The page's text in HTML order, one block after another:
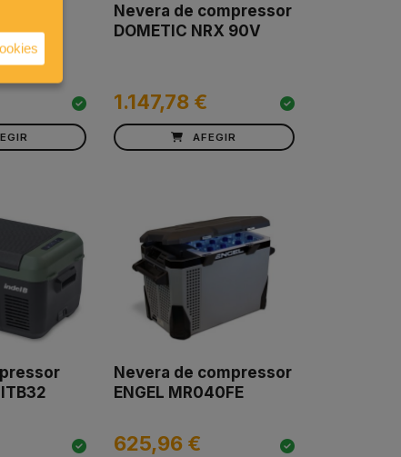
Nevera de compressor
DOMETIC NRX 90V
1.147,78 €
AFEGIR
Nevera de compressor
ENGEL MR040FE
625,96 €